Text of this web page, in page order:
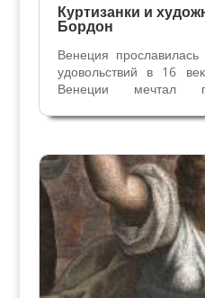
Куртизанки и
Бордон
Венеция
удовольствий в 16
Венеции мечтал
красивыми,
художники, литераторы
История
Открытия